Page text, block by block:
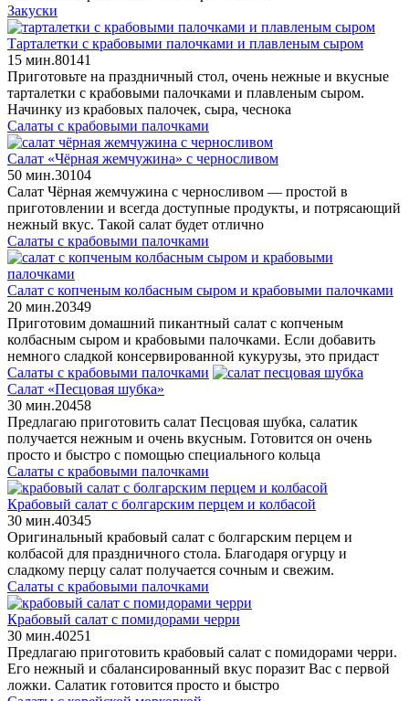
Закуски
Тарталетки с крабовыми палочками и плавленым сыром
15 мин.80141
Приготовьте на праздничный стол, очень нежные и вкусные
тарталетки с крабовыми палочками и плавленым сыром.
Начинку из крабовых палочек, сыра, чеснока
Салаты с крабовыми палочками
Салат «Чёрная жемчужина» с черносливом
50 мин.30104
Салат Чёрная жемчужина с черносливом — простой в
приготовлении и всегда доступные продукты, и потрясающий
нежный вкус. Такой салат будет отлично
Салаты с крабовыми палочками
Салат с копченым колбасным сыром и крабовыми палочками
20 мин.20349
Приготовим домашний пикантный салат с копченым
колбасным сыром и крабовыми палочками. Если добавить
немного сладкой консервированной кукурузы, это придаст
Салаты с крабовыми палочками
Салат «Песцовая шубка»
30 мин.20458
Предлагаю приготовить салат Песцовая шубка, салатик
получается нежным и очень вкусным. Готовится он очень
просто и быстро с помощью специального кольца
Салаты с крабовыми палочками
Крабовый салат с болгарским перцем и колбасой
30 мин.40345
Оригинальный крабовый салат с болгарским перцем и
колбасой для праздничного стола. Благодаря огурцу и
сладкому перцу салат получается сочным и свежим.
Салаты с крабовыми палочками
Крабовый салат с помидорами черри
30 мин.40251
Предлагаю приготовить крабовый салат с помидорами черри.
Его нежный и сбалансированный вкус поразит Вас с первой
ложки. Салатик готовится просто и быстро